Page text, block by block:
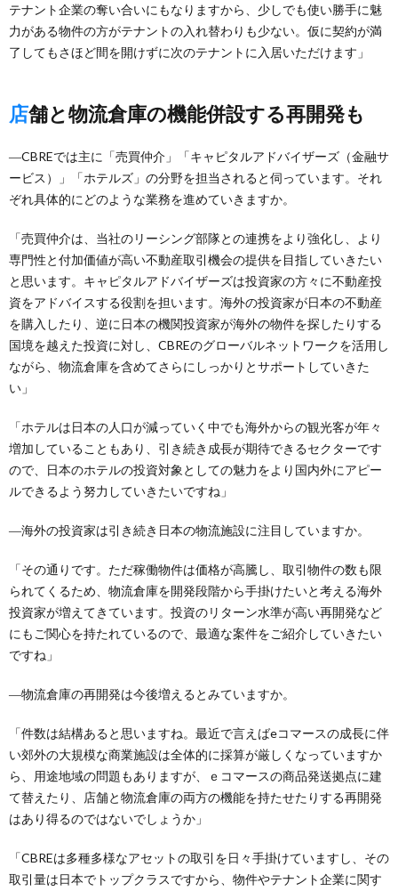
テナント企業の奪い合いにもなりますから、少しでも使い勝手に魅
力がある物件の方がテナントの入れ替わりも少ない。仮に契約が満
了してもさほど間を開けずに次のテナントに入居いただけます」
店舗と物流倉庫の機能併設する再開発も
―CBREでは主に「売買仲介」「キャピタルアドバイザーズ（金融サ
ービス）」「ホテルズ」の分野を担当されると伺っています。それ
ぞれ具体的にどのような業務を進めていきますか。
「売買仲介は、当社のリーシング部隊との連携をより強化し、より
専門性と付加価値が高い不動産取引機会の提供を目指していきたい
と思います。キャピタルアドバイザーズは投資家の方々に不動産投
資をアドバイスする役割を担います。海外の投資家が日本の不動産
を購入したり、逆に日本の機関投資家が海外の物件を探したりする
国境を越えた投資に対し、CBREのグローバルネットワークを活用し
ながら、物流倉庫を含めてさらにしっかりとサポートしていきた
い」
「ホテルは日本の人口が減っていく中でも海外からの観光客が年々
増加していることもあり、引き続き成長が期待できるセクターです
ので、日本のホテルの投資対象としての魅力をより国内外にアピー
ルできるよう努力していきたいですね」
―海外の投資家は引き続き日本の物流施設に注目していますか。
「その通りです。ただ稼働物件は価格が高騰し、取引物件の数も限
られてくるため、物流倉庫を開発段階から手掛けたいと考える海外
投資家が増えてきています。投資のリターン水準が高い再開発など
にもご関心を持たれているので、最適な案件をご紹介していきたい
ですね」
―物流倉庫の再開発は今後増えるとみていますか。
「件数は結構あると思いますね。最近で言えばeコマースの成長に伴
い郊外の大規模な商業施設は全体的に採算が厳しくなっていますか
ら、用途地域の問題もありますが、ｅコマースの商品発送拠点に建
て替えたり、店舗と物流倉庫の両方の機能を持たせたりする再開発
はあり得るのではないでしょうか」
「CBREは多種多様なアセットの取引を日々手掛けていますし、その
取引量は日本でトップクラスですから、物件やテナント企業に関す